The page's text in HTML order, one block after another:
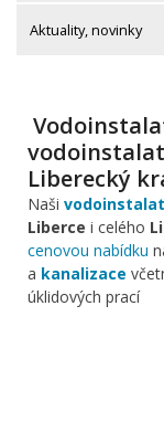
Aktuality, novinky
Liberecký
Naši
Liberce i celého
cenovou nabídku
a kanalizace
úklidových prací